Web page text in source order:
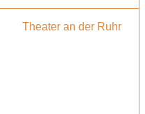
Theater an der Ruhr